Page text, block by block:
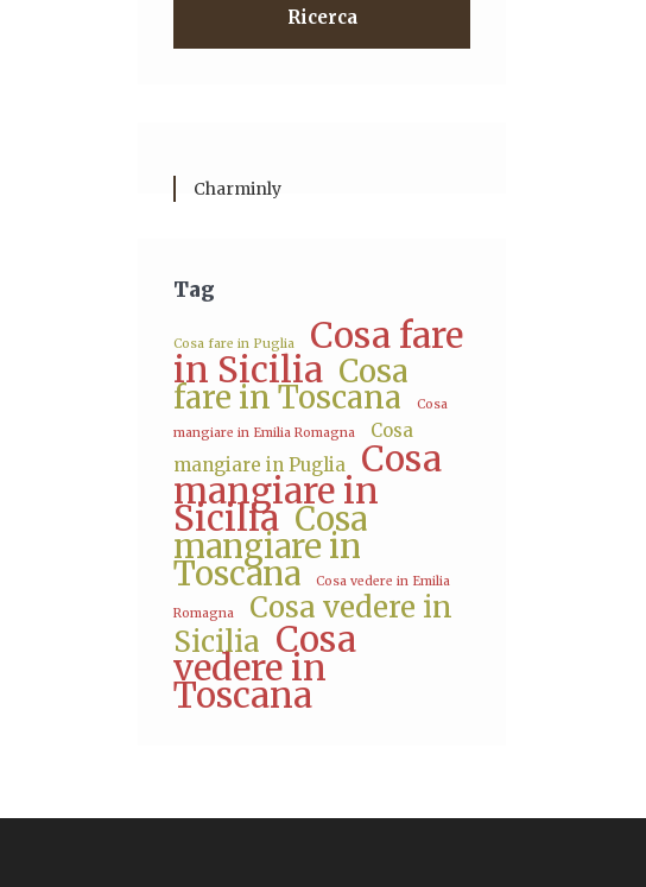
Ricerca
Charminly
Tag
Cosa fare in Puglia Cosa fare
in Sicilia Cosa
fare in Toscana
Cosa
mangiare in Emilia Romagna
Cosa
mangiare in Puglia
Cosa
mangiare in
Sicilia Cosa
mangiare in
Toscana Cosa vedere in Emilia
Romagna
Cosa vedere in
Sicilia Cosa
vedere in
Toscana